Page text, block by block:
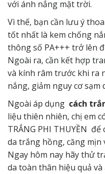
với ánh nắng mặt trời.
Vì thế, bạn cần lưu ý
tốt nhất là kem chống
thông số PA+++ trở lên
Ngoài ra, cần kết hợp
và kính râm trước khi ra
nắng, giảm nguy cơ sạm
Ngoài áp dụng cách
liệu thiên nhiên, chị em
TRẮNG PHI THUYỀN để
da trắng hồng, căng
Ngay hôm nay hãy thử
da toàn thân hiệu quả